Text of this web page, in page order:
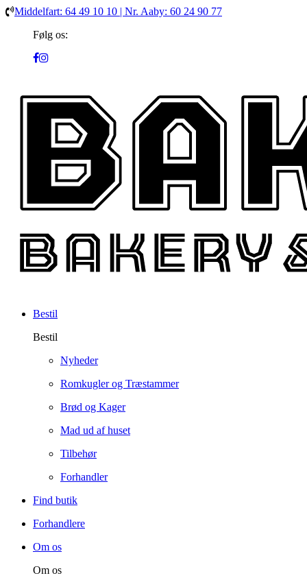
Middelfart: 64 49 10 10 | Nr. Aaby: 60 24 90 77
Følg os:
Bestil
Bestil
Nyheder
Romkugler og Træstammer
Brød og Kager
Mad ud af huset
Tilbehør
Forhandler
Find butik
Forhandlere
Om os
Om os